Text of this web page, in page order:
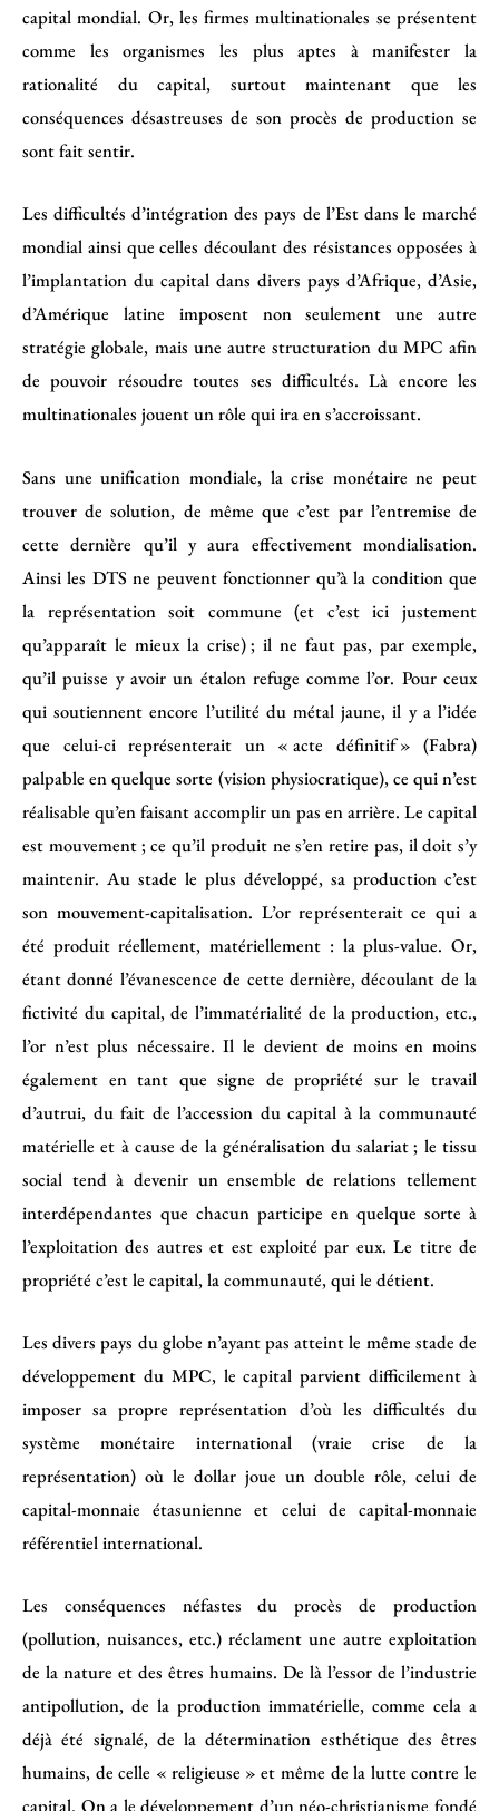
capital mondial. Or, les firmes multinationales se présentent
comme les organismes les plus aptes à manifester la
rationalité du capital, surtout maintenant que les
conséquences désastreuses de son procès de production se
sont fait sentir.
Les difficultés d’intégration des pays de l’Est dans le marché
mondial ainsi que celles découlant des résistances opposées à
l’implantation du capital dans divers pays d’Afrique, d’Asie,
d’Amérique latine imposent non seulement une autre
stratégie globale, mais une autre structuration du MPC afin
de pouvoir résoudre toutes ses difficultés. Là encore les
multinationales jouent un rôle qui ira en s’accroissant.
Sans une unification mondiale, la crise monétaire ne peut
trouver de solution, de même que c’est par l’entremise de
cette dernière qu’il y aura effectivement mondialisation.
Ainsi les DTS ne peuvent fonctionner qu’à la condition que
la représentation soit commune (et c’est ici justement
qu’apparaît le mieux la crise) ; il ne faut pas, par exemple,
qu’il puisse y avoir un étalon refuge comme l’or. Pour ceux
qui soutiennent encore l’utilité du métal jaune, il y a l’idée
que celui-ci représenterait un « acte définitif » (Fabra)
palpable en quelque sorte (vision physiocratique), ce qui n’est
réalisable qu’en faisant accomplir un pas en arrière. Le capital
est mouvement ; ce qu’il produit ne s’en retire pas, il doit s’y
maintenir. Au stade le plus développé, sa production c’est
son mouvement-capitalisation. L’or représenterait ce qui a
été produit réellement, matériellement : la plus-value. Or,
étant donné l’évanescence de cette dernière, découlant de la
fictivité du capital, de l’immatérialité de la production, etc.,
l’or n’est plus nécessaire. Il le devient de moins en moins
également en tant que signe de propriété sur le travail
d’autrui, du fait de l’accession du capital à la communauté
matérielle et à cause de la généralisation du salariat ; le tissu
social tend à devenir un ensemble de relations tellement
interdépendantes que chacun participe en quelque sorte à
l’exploitation des autres et est exploité par eux. Le titre de
propriété c’est le capital, la communauté, qui le détient.
Les divers pays du globe n’ayant pas atteint le même stade de
développement du MPC, le capital parvient difficilement à
imposer sa propre représentation d’où les difficultés du
système monétaire international (vraie crise de la
représentation) où le dollar joue un double rôle, celui de
capital-monnaie étasunienne et celui de capital-monnaie
référentiel international.
Les conséquences néfastes du procès de production
(pollution, nuisances, etc.) réclament une autre exploitation
de la nature et des êtres humains. De là l’essor de l’industrie
antipollution, de la production immatérielle, comme cela a
déjà été signalé, de la détermination esthétique des êtres
humains, de celle « religieuse » et même de la lutte contre le
capital. On a le développement d’un néo-christianisme fondé